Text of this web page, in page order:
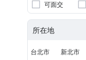
可面交
所在地
台北市 新北市